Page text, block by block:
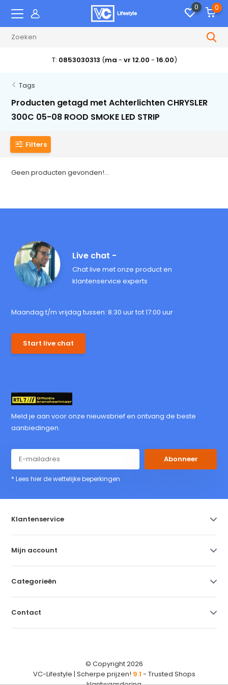
0 0
T: 0853030313 (ma - vr 12.00 - 16.00)
Tags
Producten getagd met Achterlichten CHRYSLER
300C 05-08 ROOD SMOKE LED STRIP
Filters
Geen producten gevonden!...
Live chat -
Chat live met onze product en
klantenservice experts
Maandag t/m vrijdag tussen: 8:30 uur tot 17:00 uur
Start live chat
Meld je aan voor onze nieuwsbrief en ontvang de beste
aanbiedingen.
Abonneer
* Lees hier de wettelijke beperkingen
Klantenservice
Mijn account
Categorieën
Contact
© Copyright 2026
VC-Lifestyle | Scherpe prijzen! 9.1 - Trusted Shops